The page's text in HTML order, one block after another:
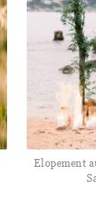
Elopement